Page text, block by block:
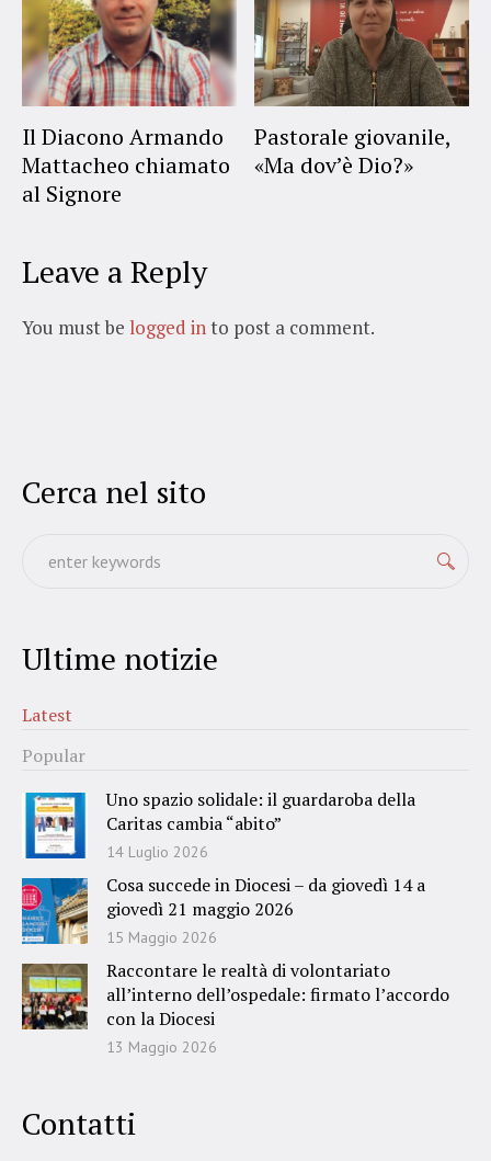
Il Diacono Armando
Mattacheo chiamato
al Signore
Pastorale giovanile,
«Ma dov’è Dio?»
Leave a Reply
You must be logged into post a comment.
Cerca nel sito
Ultime notizie
Latest
Popular
Uno spazio solidale: il guardaroba della
Caritas cambia “abito”
14 Luglio 2026
Cosa succede in Diocesi – da giovedì 14 a
giovedì 21 maggio 2026
15 Maggio 2026
Raccontare le realtà di volontariato
all’interno dell’ospedale: firmato l’accordo
con la Diocesi
13 Maggio 2026
Contatti